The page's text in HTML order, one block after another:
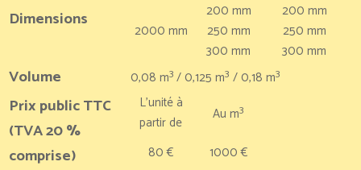
Dimensions 2000 mm
200 mm
250 mm
300 mm
200 mm
250 mm
300 mm
Volume 0,08 m3/ 0,125 m3 / 0,18 m3
Prix public TTC
(TVA 20 %
comprise)
L’unité à
partir de
Au m3
80 € 1000 €